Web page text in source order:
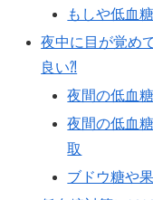
もしや低血
夜中に目が覚め
良い⁈
夜間の低血
夜間の低血
取
ブドウ糖や